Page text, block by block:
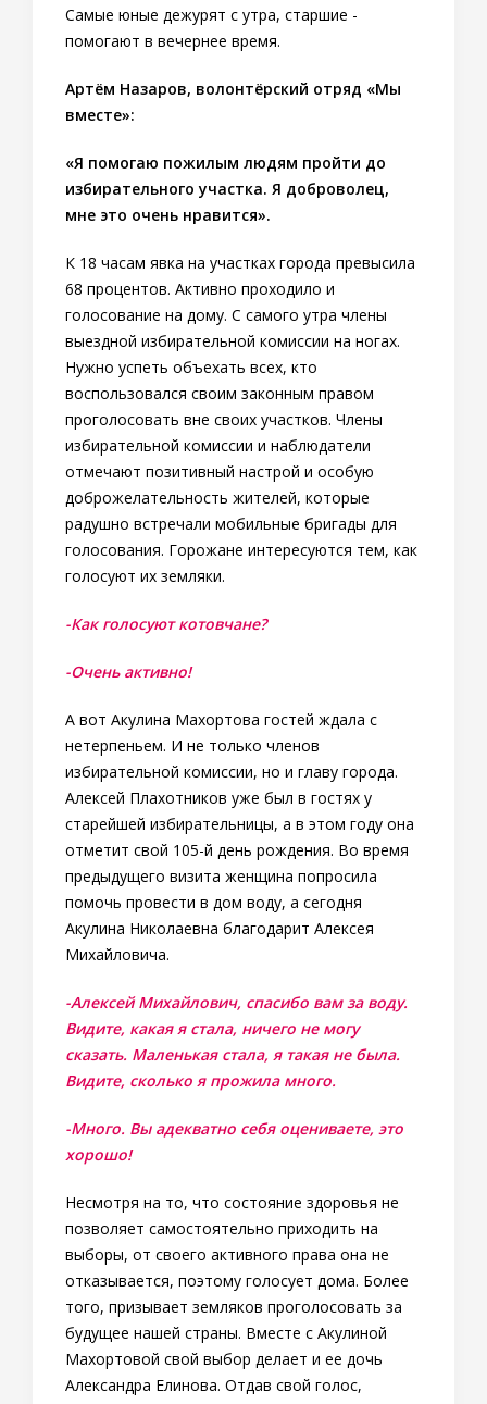
Самые юные дежурят с утра, старшие -
помогают в вечернее время.
Артём Назаров, волонтёрский отряд «Мы
вместе»:
«Я помогаю пожилым людям пройти до
избирательного участка. Я доброволец,
мне это очень нравится».
К 18 часам явка на участках города превысила
68 процентов. Активно проходило и
голосование на дому. С самого утра члены
выездной избирательной комиссии на ногах.
Нужно успеть объехать всех, кто
воспользовался своим законным правом
проголосовать вне своих участков. Члены
избирательной комиссии и наблюдатели
отмечают позитивный настрой и особую
доброжелательность жителей, которые
радушно встречали мобильные бригады для
голосования. Горожане интересуются тем, как
голосуют их земляки.
-Как голосуют котовчане?
-Очень активно!
А вот Акулина Махортова гостей ждала с
нетерпеньем. И не только членов
избирательной комиссии, но и главу города.
Алексей Плахотников уже был в гостях у
старейшей избирательницы, а в этом году она
отметит свой 105-й день рождения. Во время
предыдущего визита женщина попросила
помочь провести в дом воду, а сегодня
Акулина Николаевна благодарит Алексея
Михайловича.
-Алексей Михайлович, спасибо вам за воду.
Видите, какая я стала, ничего не могу
сказать. Маленькая стала, я такая не была.
Видите, сколько я прожила много.
-Много. Вы адекватно себя оцениваете, это
хорошо!
Несмотря на то, что состояние здоровья не
позволяет самостоятельно приходить на
выборы, от своего активного права она не
отказывается, поэтому голосует дома. Более
того, призывает земляков проголосовать за
будущее нашей страны. Вместе с Акулиной
Махортовой свой выбор делает и ее дочь
Александра Елинова. Отдав свой голос,